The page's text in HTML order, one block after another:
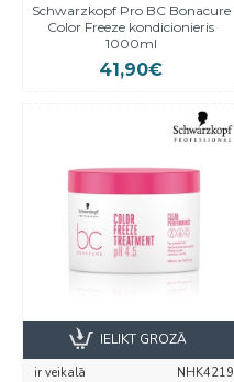
Schwarzkopf Pro BC Bonacure
Color Freeze kondicionieris
1000ml
41,90€
ir veikalā
NHK4219
IELIKT GROZĀ